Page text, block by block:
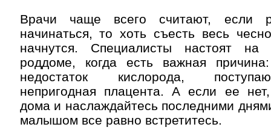
Врачи чаще всего считают, если
начинаться, то хоть съесть весь
начнутся. Специалисты настоят
роддоме, когда есть важная
недостаток кислорода,
непригодная плацента. А если ее
дома и наслаждайтесь последними
малышом все равно встретитесь.